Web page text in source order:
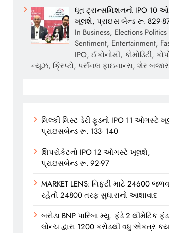
ધૂત ટ્રાન્સમિશનનો IPO 10
ખૂલશે, પ્રાઇસ બેન્ડ રૂ. 829-
In Business, Elections Politics
Sentiment, Entertainment,
IPO, ઈકોનોમી, કોમોડિટી,
ન્યૂઝ, ક્રિપ્ટો, પર્સનલ ફાઇનાન્સ, શેર બજાર
મિલ્કી મિસ્ટ ડેરી ફૂડનો IPO 11 ઓગસ્ટે
પ્રાઇસબેન્ડ રૂ. 133- 140
શિપરોકેટનો IPO 12 ઓગસ્ટે ખૂલશે,
પ્રાઇસબેન્ડ રૂ. 92-97
MARKET LENS: નિફ્ટી માટે 24600
રહેતો 24800 તરફ સુધારાનો આશાવાદ
બરોડા BNP પારિબા મ્યુ. ફંડે 2 થીમેટિક
લોન્ચ દ્વારા 1200 કરોડથી વધુ એકત્ર